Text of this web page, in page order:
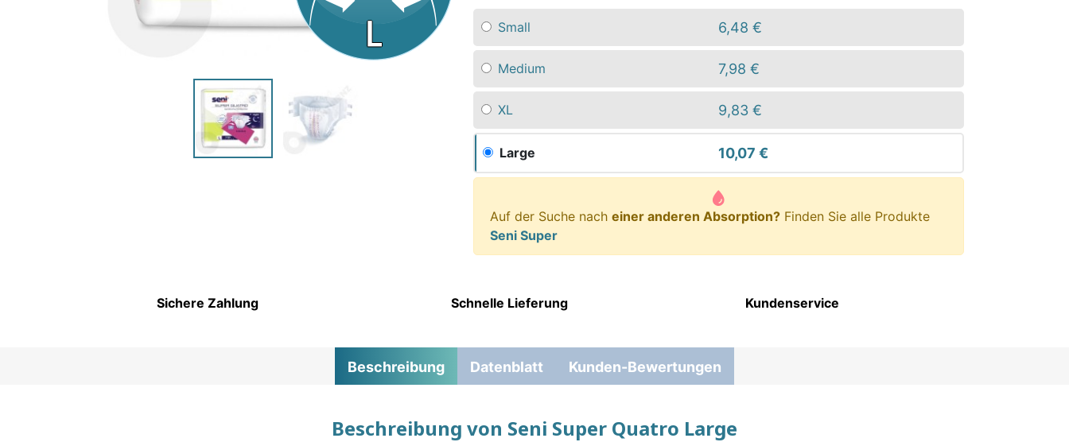
HYGIENEARTIKEL UND
PFLEGEPRODUKTE FÜR
Small 6,48 €
Medium 7,98 €
XL 9,83 €
Large 10,07 €
Auf der Suche nach einer anderen Absorption?Finden Sie alle Produkte
Seni Super
Sichere Zahlung Schnelle Lieferung Kundenservice
Beschreibung Datenblatt Kunden-Bewertungen
Beschreibung von Seni Super Quatro Large